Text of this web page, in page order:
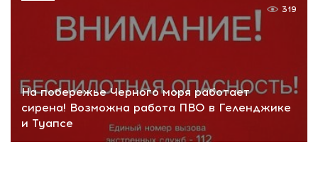
На побережье Черного моря работает
сирена! Возможна работа ПВО в Геленджике
и Туапсе
319